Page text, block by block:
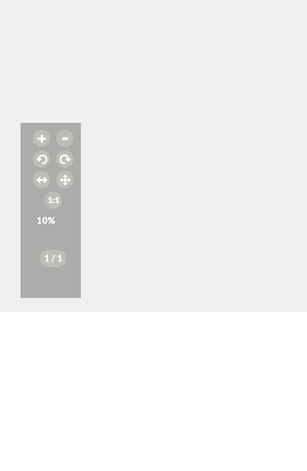
10%
1 / 1